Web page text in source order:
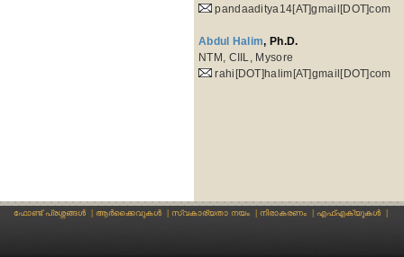
pandaaditya14[AT]gmail[DOT]com
Abdul Halim, Ph.D.
NTM, CIIL, Mysore
rahi[DOT]halim[AT]gmail[DOT]com
ഫോണ്ട് പ്രശ്നങ്ങള്‍ ആര്‍ക്കൈവുകള്‍ സ്വകാര്യതാ നയം നിരാകരണം എഫ്എക്യുകള്‍